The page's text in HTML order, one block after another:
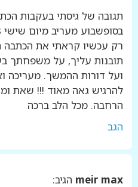
תגובה של גיסתי בעקבות
בסופשבוע מעריב מיום שישי 21.12.2018
רק עכשיו קראתי את הכתבה
תובנות עליך, על משפחתך
ועל דורות ההמשך. מעריכה
להרגיש גאה מאוד !!! שאת
הרחבה. מכל הלב ברכה
הגב
meir max הגיב: